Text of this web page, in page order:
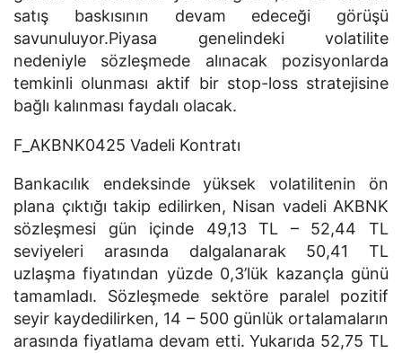
satış baskısının devam edeceği görüşü
savunuluyor.Piyasa genelindeki volatilite
nedeniyle sözleşmede alınacak pozisyonlarda
temkinli olunması aktif bir stop-loss stratejisine
bağlı kalınması faydalı olacak.
F_AKBNK0425 Vadeli Kontratı
Bankacılık endeksinde yüksek volatilitenin ön
plana çıktığı takip edilirken, Nisan vadeli AKBNK
sözleşmesi gün içinde 49,13 TL – 52,44 TL
seviyeleri arasında dalgalanarak 50,41 TL
uzlaşma fiyatından yüzde 0,3’lük kazançla günü
tamamladı. Sözleşmede sektöre paralel pozitif
seyir kaydedilirken, 14 – 500 günlük ortalamaların
arasında fiyatlama devam etti. Yukarıda 52,75 TL